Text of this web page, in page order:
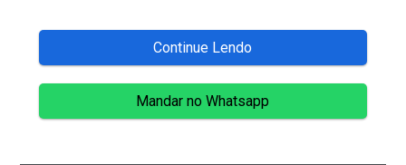
Continue Lendo
Mandar no Whatsapp